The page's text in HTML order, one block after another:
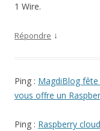
1 Wire.
Répondre ↓
Ping : MagdiBlog
vous offre un
Ping : Raspberry